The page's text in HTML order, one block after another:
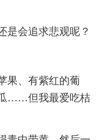
是会追求悲观呢？
果、有紫红的葡
……但我最爱吃桔